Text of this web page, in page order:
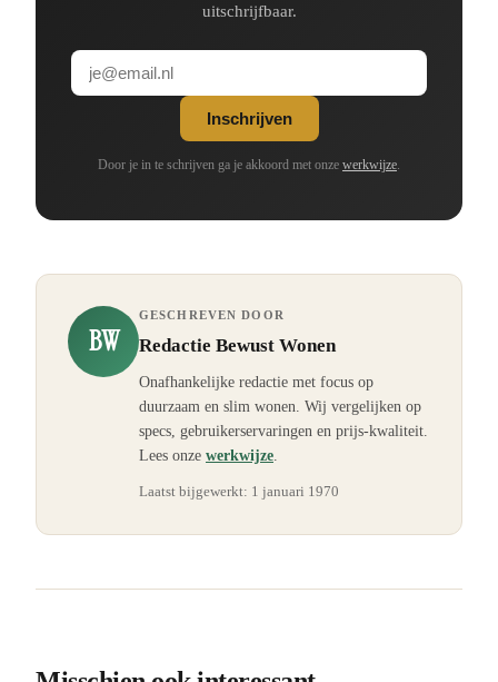
uitschrijfbaar.
Inschrijven
Door je in te schrijven ga je akkoord met onze werkwijze.
BW
GESCHREVEN DOOR
Redactie Bewust Wonen
Onafhankelijke redactie met focus op
duurzaam en slim wonen. Wij vergelijken op
specs, gebruikerservaringen en prijs-kwaliteit.
Lees onze werkwijze.
Laatst bijgewerkt: 1 januari 1970